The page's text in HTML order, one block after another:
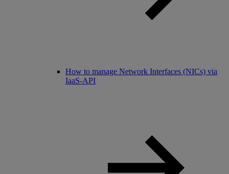
How to manage Network Interfaces (NICs) via
IaaS-API